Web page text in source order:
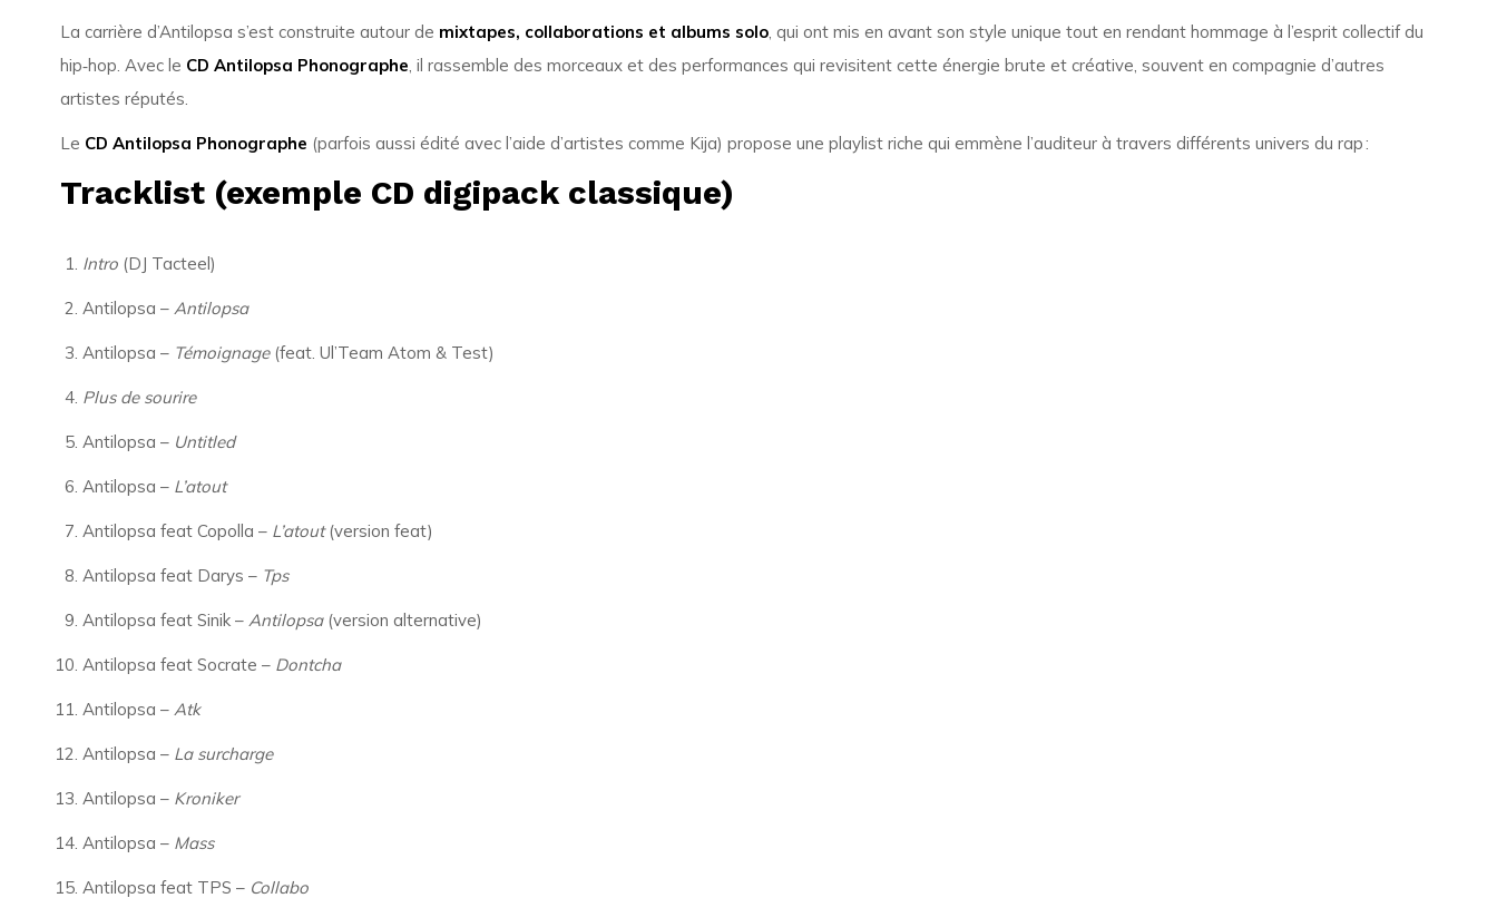
La carrière d’Antilopsa s’est construite autour de mixtapes, collaborations et albums solo, qui ont mis en avant son style unique tout en rendant hommage à l’esprit collectif du
hip‑hop. Avec le CD Antilopsa Phonographe, il rassemble des morceaux et des performances qui revisitent cette énergie brute et créative, souvent en compagnie d’autres
artistes réputés.
Le CD Antilopsa Phonographe (parfois aussi édité avec l’aide d’artistes comme Kija) propose une playlist riche qui emmène l’auditeur à travers différents univers du rap :
Tracklist (exemple CD digipack classique)
Intro(DJ Tacteel)
Antilopsa – Antilopsa
Antilopsa – Témoignage(feat. Ul’Team Atom & Test)
Plus de sourire
Antilopsa – Untitled
Antilopsa – L’atout
Antilopsa feat Copolla – L’atout(version feat)
Antilopsa feat Darys – Tps
Antilopsa feat Sinik – Antilopsa(version alternative)
Antilopsa feat Socrate – Dontcha
Antilopsa – Atk
Antilopsa – La surcharge
Antilopsa – Kroniker
Antilopsa – Mass
Antilopsa feat TPS – Collabo